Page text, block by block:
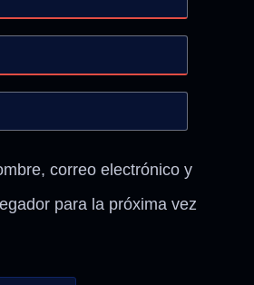
correo electrónico y
para la próxima vez